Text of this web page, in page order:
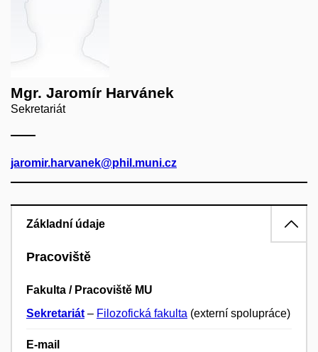
Mgr. Jaromír Harvánek
Sekretariát
jaromir.harvanek@phil.muni.cz
Základní údaje
Pracoviště
Fakulta / Pracoviště MU
Sekretariát – Filozofická fakulta (externí spolupráce)
E-mail